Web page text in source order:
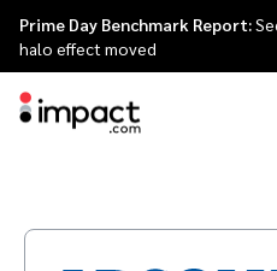
Gestisci ogni partnership a 360
Prime Day Benchmark Report:
halo effect moved